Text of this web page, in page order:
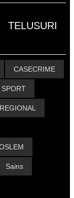
CASECRIME
SPORT
REGIONAL
Sains